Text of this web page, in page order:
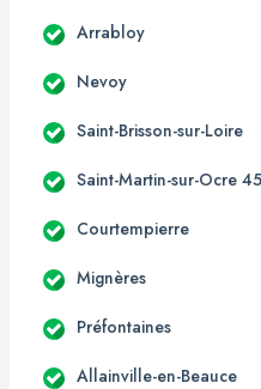
Arrabloy
Nevoy
Saint-Brisson-sur-Loire
Saint-Martin-sur-Ocre 45
Courtempierre
Mignères
Préfontaines
Allainville-en-Beauce